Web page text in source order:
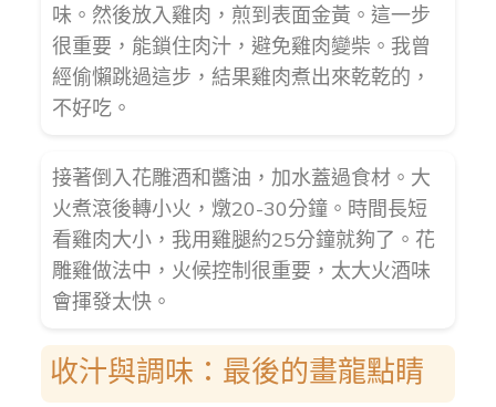
味。然後放入雞肉，煎到表面金黃。這一步
很重要，能鎖住肉汁，避免雞肉變柴。我曾
經偷懶跳過這步，結果雞肉煮出來乾乾的，
不好吃。
接著倒入花雕酒和醬油，加水蓋過食材。大
火煮滾後轉小火，燉20-30分鐘。時間長短
看雞肉大小，我用雞腿約25分鐘就夠了。花
雕雞做法中，火候控制很重要，太大火酒味
會揮發太快。
收汁與調味：最後的畫龍點睛